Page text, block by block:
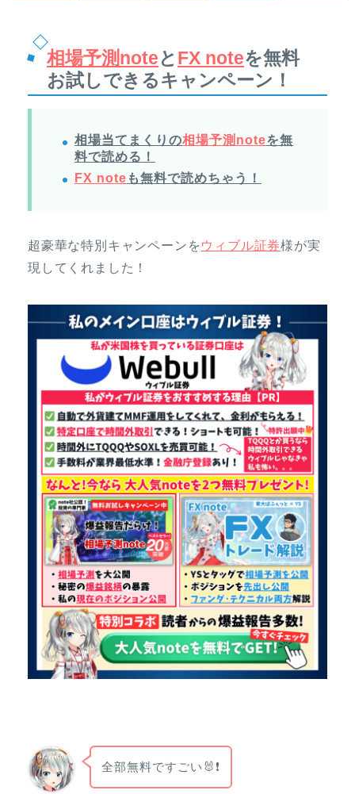
相場予測noteとFX noteを無料
お試しできるキャンペーン！
相場当てまくりの相場予測noteを無
料で読める！
FX note も無料で読めちゃう！
超豪華な特別キャンペーンを ウィブル証券様が実
現してくれました！
全部無料ですごい🐰❗